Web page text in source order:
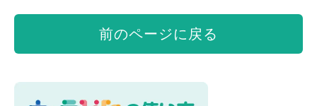
前のページに戻る